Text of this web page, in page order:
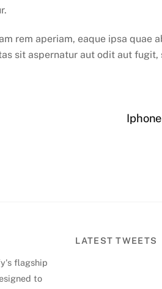
rem aperiam, eaque ipsa quae
sit aspernatur aut odit aut fugit,
flagship
to
LATEST TWEETS